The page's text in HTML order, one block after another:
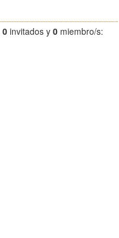
0 invitados y 0 miembro/s: